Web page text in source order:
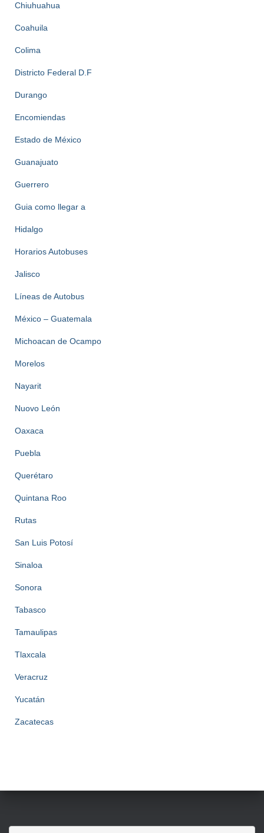
Chiuhuahua
Coahuila
Colima
Districto Federal D.F
Durango
Encomiendas
Estado de México
Guanajuato
Guerrero
Guia como llegar a
Hidalgo
Horarios Autobuses
Jalisco
Líneas de Autobus
México – Guatemala
Michoacan de Ocampo
Morelos
Nayarit
Nuovo León
Oaxaca
Puebla
Querétaro
Quintana Roo
Rutas
San Luis Potosí
Sinaloa
Sonora
Tabasco
Tamaulipas
Tlaxcala
Veracruz
Yucatán
Zacatecas